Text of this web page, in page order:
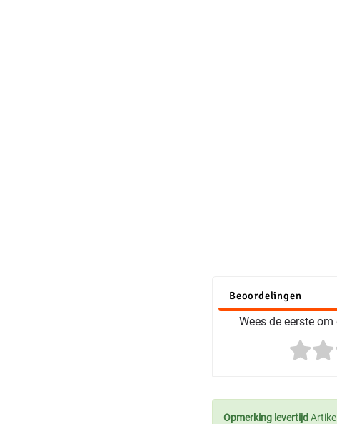
Beoordelingen
Wees de eerste
Opmerking levertijd